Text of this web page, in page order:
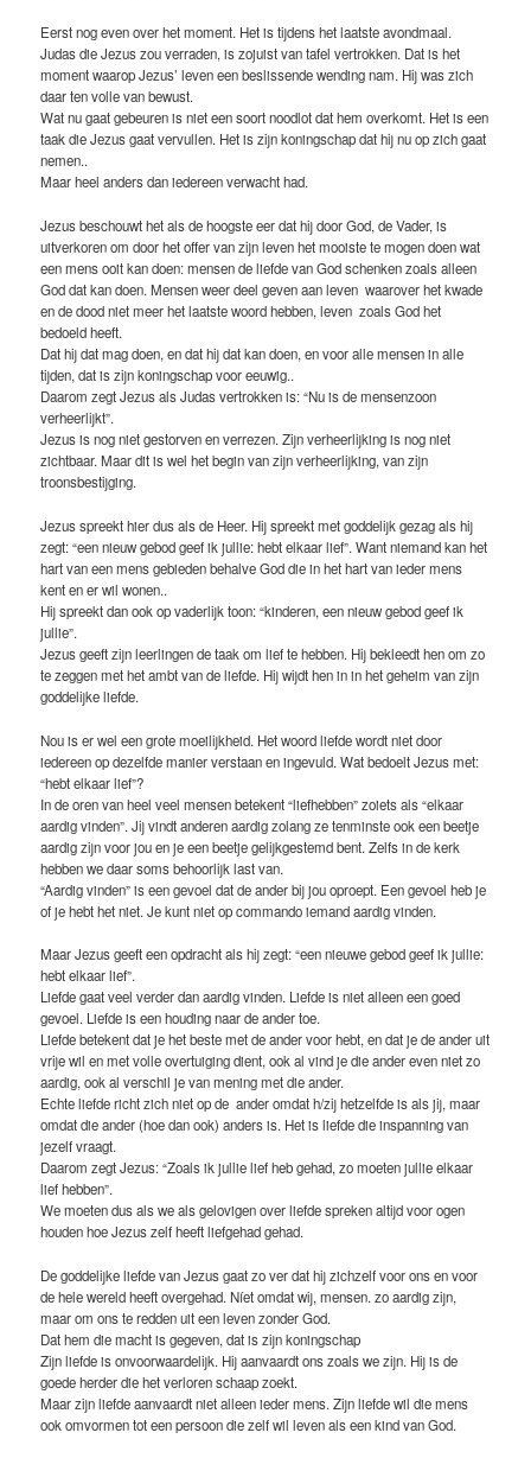
Eerst nog even over het moment. Het is tijdens het laatste avondmaal.
Judas die Jezus zou verraden, is zojuist van tafel vertrokken. Dat is het
moment waarop Jezus’ leven een beslissende wending nam. Hij was zich
daar ten volle van bewust.
Wat nu gaat gebeuren is niet een soort noodlot dat hem overkomt. Het is een
taak die Jezus gaat vervullen. Het is zijn koningschap dat hij nu op zich gaat
nemen..
Maar heel anders dan iedereen verwacht had.
Jezus beschouwt het als de hoogste eer dat hij door God, de Vader, is
uitverkoren om door het offer van zijn leven het mooiste te mogen doen wat
een mens ooit kan doen: mensen de liefde van God schenken zoals alleen
God dat kan doen. Mensen weer deel geven aan leven waarover het kwade
en de dood niet meer het laatste woord hebben, leven zoals God het
bedoeld heeft.
Dat hij dat mag doen, en dat hij dat kan doen, en voor alle mensen in alle
tijden, dat is zijn koningschap voor eeuwig..
Daarom zegt Jezus als Judas vertrokken is: “Nu is de mensenzoon
verheerlijkt”.
Jezus is nog niet gestorven en verrezen. Zijn verheerlijking is nog niet
zichtbaar. Maar dit is wel het begin van zijn verheerlijking, van zijn
troonsbestijging.
Jezus spreekt hier dus als de Heer. Hij spreekt met goddelijk gezag als hij
zegt: “een nieuw gebod geef ik jullie: hebt elkaar lief”. Want niemand kan het
hart van een mens gebieden behalve God die in het hart van ieder mens
kent en er wil wonen..
Hij spreekt dan ook op vaderlijk toon: “kinderen, een nieuw gebod geef ik
jullie”.
Jezus geeft zijn leerlingen de taak om lief te hebben. Hij bekleedt hen om zo
te zeggen met het ambt van de liefde. Hij wijdt hen in in het geheim van zijn
goddelijke liefde.
Nou is er wel een grote moeilijkheid. Het woord liefde wordt niet door
iedereen op dezelfde manier verstaan en ingevuld. Wat bedoelt Jezus met:
“hebt elkaar lief”?
In de oren van heel veel mensen betekent “liefhebben” zoiets als “elkaar
aardig vinden”. Jij vindt anderen aardig zolang ze tenminste ook een beetje
aardig zijn voor jou en je een beetje gelijkgestemd bent. Zelfs in de kerk
hebben we daar soms behoorlijk last van.
“Aardig vinden” is een gevoel dat de ander bij jou oproept. Een gevoel heb je
of je hebt het niet. Je kunt niet op commando iemand aardig vinden.
Maar Jezus geeft een opdracht als hij zegt: “een nieuwe gebod geef ik jullie:
hebt elkaar lief”.
Liefde gaat veel verder dan aardig vinden. Liefde is niet alleen een goed
gevoel. Liefde is een houding naar de ander toe.
Liefde betekent dat je het beste met de ander voor hebt, en dat je de ander uit
vrije wil en met volle overtuiging dient, ook al vind je die ander even niet zo
aardig, ook al verschil je van mening met die ander.
Echte liefde richt zich niet op de ander omdat h/zij hetzelfde is als jij, maar
omdat die ander (hoe dan ook) anders is. Het is liefde die inspanning van
jezelf vraagt.
Daarom zegt Jezus: “Zoals ik jullie lief heb gehad, zo moeten jullie elkaar
lief hebben”.
We moeten dus als we als gelovigen over liefde spreken altijd voor ogen
houden hoe Jezus zelf heeft liefgehad gehad.
De goddelijke liefde van Jezus gaat zo ver dat hij zichzelf voor ons en voor
de hele wereld heeft overgehad. Níet omdat wij, mensen. zo aardig zijn,
maar om ons te redden uit een leven zonder God.
Dat hem die macht is gegeven, dat is zijn koningschap
Zijn liefde is onvoorwaardelijk. Hij aanvaardt ons zoals we zijn. Hij is de
goede herder die het verloren schaap zoekt.
Maar zijn liefde aanvaardt niet alleen ieder mens. Zijn liefde wil die mens
ook omvormen tot een persoon die zelf wil leven als een kind van God.